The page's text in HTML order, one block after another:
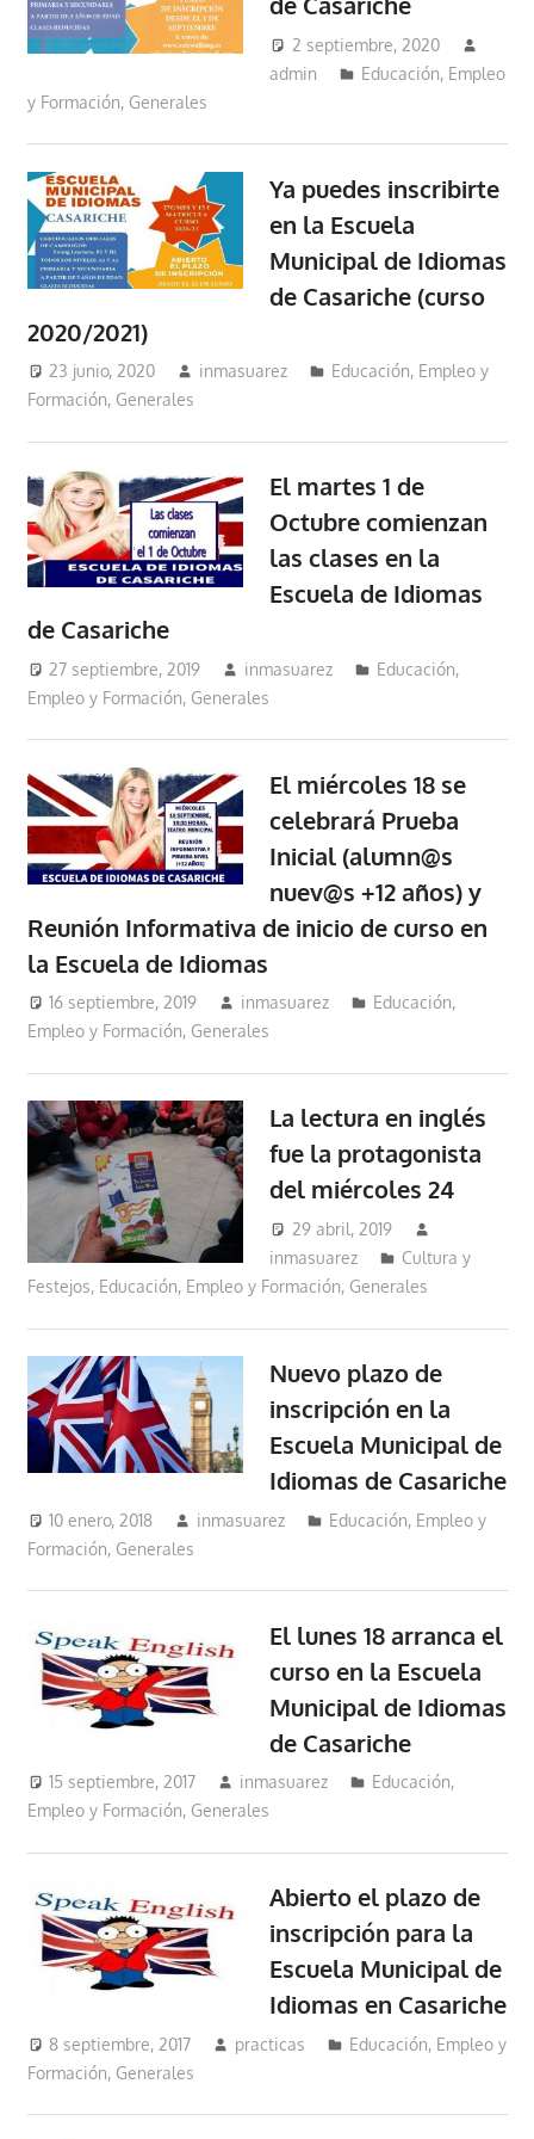
2 septiembre, 2020
admin
Educación, Empleo
y Formación, Generales
Ya puedes inscribirte
en la Escuela
Municipal de Idiomas
de Casariche (curso
2020/2021)
23 junio, 2020 inmasuarez
Educación, Empleo y
Formación, Generales
El martes 1 de
Octubre comienzan
las clases en la
Escuela de Idiomas
de Casariche
27 septiembre, 2019 inmasuarez
Educación,
Empleo y Formación, Generales
El miércoles 18 se
celebrará Prueba
Inicial (alumn@s
nuev@s +12 años) y
Reunión Informativa de inicio de curso en
la Escuela de Idiomas
16 septiembre, 2019 inmasuarez
Educación,
Empleo y Formación, Generales
La lectura en inglés
fue la protagonista
del miércoles 24
29 abril, 2019
inmasuarez
Cultura y
Festejos, Educación, Empleo y Formación, Generales
Nuevo plazo de
inscripción en la
Escuela Municipal de
Idiomas de Casariche
10 enero, 2018 inmasuarez
Educación, Empleo y
Formación, Generales
El lunes 18 arranca el
curso en la Escuela
Municipal de Idiomas
de Casariche
15 septiembre, 2017 inmasuarez
Educación,
Empleo y Formación, Generales
Abierto el plazo de
inscripción para la
Escuela Municipal de
Idiomas en Casariche
8 septiembre, 2017 practicas
Educación, Empleo y
Formación, Generales